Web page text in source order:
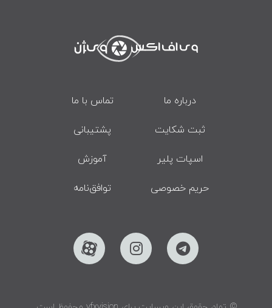
درباره ما تماس با ما
ثبت شکایت پشتیبانی
اسپات پلیر آموزش
حریم خصوصی توافق‌نامه